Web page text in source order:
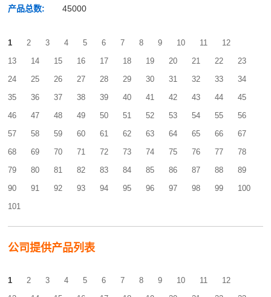
产品总数:
45000
1 2 3 4 5 6 7 8 9 10 11
12
13
14 15 16 17 18 19 20 21 22
23
24
25 26 27 28 29 30 31 32 33
34
35
36 37 38 39 40 41 42 43 44
45
46
47 48 49 50 51 52 53 54 55
56
57
58 59 60 61 62 63 64 65 66
67
68
69 70 71 72 73 74 75 76 77
78
79
80 81 82 83 84 85 86 87 88
89
90
91 92 93 94 95 96 97 98 99
100
101
公司提供产品列表
1 2 3 4 5 6 7 8 9 10 11
12